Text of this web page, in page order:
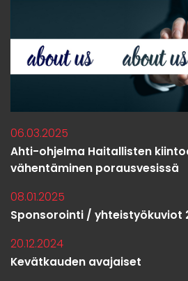
06.03.2025
Ahti-ohjelma Haitallisten
vähentäminen porausvesissä
08.01.2025
Sponsorointi / yhteistyökuviot
20.12.2024
Kevätkauden avajaiset